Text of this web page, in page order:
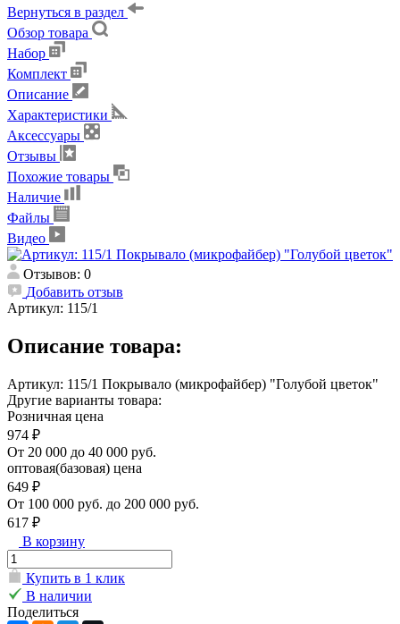
Вернуться в раздел
Обзор товара
Набор
Комплект
Описание
Характеристики
Аксессуары
Отзывы
Похожие товары
Наличие
Файлы
Видео
Отзывов: 0
Добавить отзыв
Артикул: 115/1
Описание товара:
Артикул: 115/1 Покрывало (микрофайбер) "Голубой цветок"
Другие варианты товара:
Розничная цена
974 ₽
От 20 000 до 40 000 руб.
оптовая(базовая) цена
649 ₽
От 100 000 руб. до 200 000 руб.
617 ₽
В корзину
Купить в 1 клик
В наличии
Поделиться